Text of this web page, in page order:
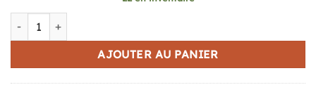
quantité de Kit Cat Poulet/Crabe avec Lait de chèvre, 70 g
AJOUTER AU PANIER